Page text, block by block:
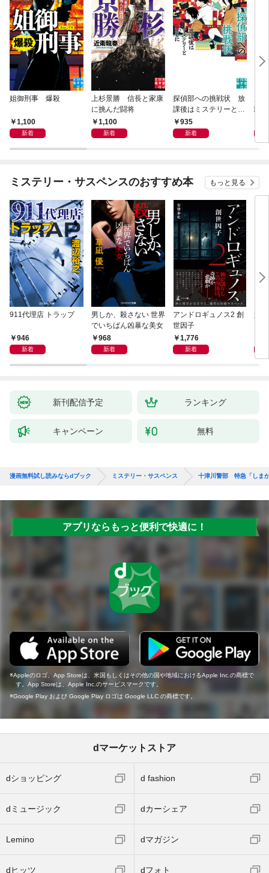
姐御刑事 爆殺
1,100
新着
上杉景勝 信長と家康
に挑んだ闘将
1,100
新着
探偵部への挑戦状 放
課後はミステリーとと
もに 新装版
935
新着
騒動
ミステリー・サスペンスのおすすめ本 もっと見る
911代理店 トラップ
946
新着
男しか、殺さない 世界
でいちばん凶暴な美女
968
新着
アンドロギュノス2 創
世因子
1,776
新着
姐
新刊配信予定 ランキング
キャンペーン 無料
漫画無料試し読みならdブック ミステリー・サスペンス 十津川警部 特急「しま
アプリならもっと便利で快適に！
Appleのロゴ、App Storeは、米国もしくはその他の国や地域におけるApple Inc.の商標で
す。App Storeは、Apple Inc.のサービスマークです。
Google Play および Google Play ロゴは Google LLC の商標です。
dマーケットストア
dショッピング d fashion
dミュージック dカーシェア
Lemino dマガジン
dヒッツ dフォト